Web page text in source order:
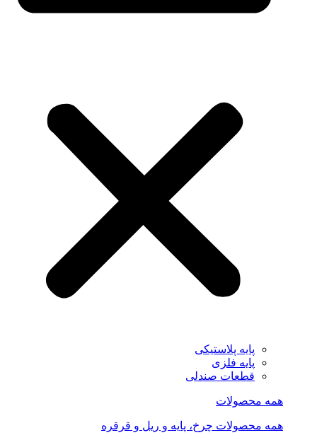
پایه پلاستیکی
پایه فلزی
قطعات صندلی
همه محصولات
همه محصولات چرخ، پایه و ریل و قرقره